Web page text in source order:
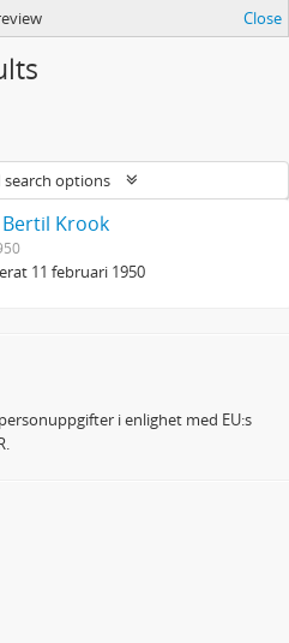
Close
search options
Krook
11 februari 1950
i enlighet med EU:s